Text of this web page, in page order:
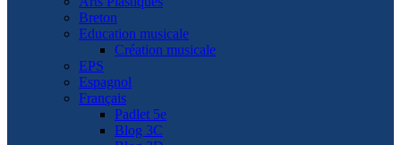
Breton
Education musicale
Création musicale
EPS
Espagnol
Français
Padlet 5e
Blog 3C